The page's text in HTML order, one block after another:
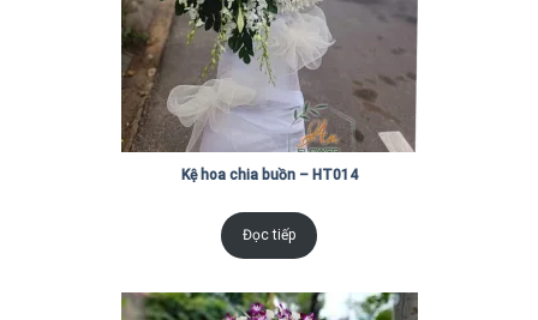
Kệ hoa chia buồn – HT014
Đọc tiếp